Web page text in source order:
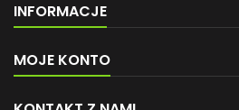
INFORMACJE
MOJE KONTO